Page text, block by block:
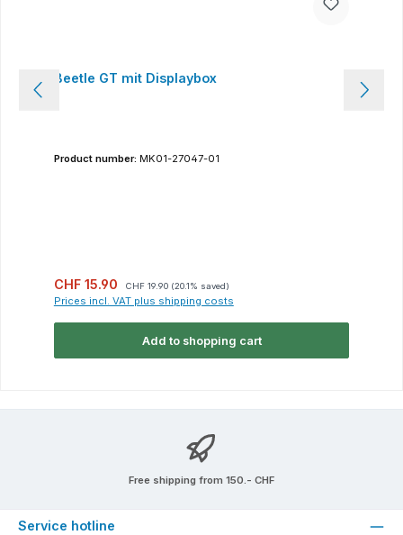
Beetle GT mit Displaybox
Product number: MK01-27047-01
Sale price:
CHF 15.90 CHF 19.90 (20.1% saved)
Prices incl. VAT plus shipping costs
Add to shopping cart
Free shipping from 150.- CHF
Service hotline